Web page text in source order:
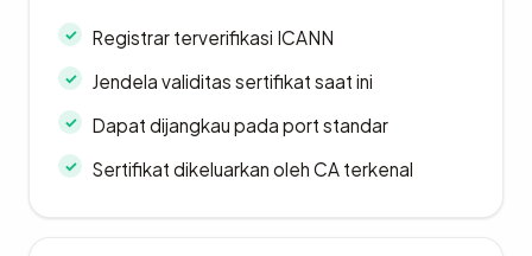
Registrar terverifikasi ICANN
Jendela validitas sertifikat saat ini
Dapat dijangkau pada port standar
Sertifikat dikeluarkan oleh CA terkenal